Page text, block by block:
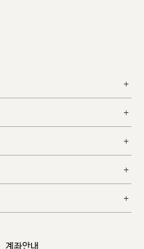
계좌안내